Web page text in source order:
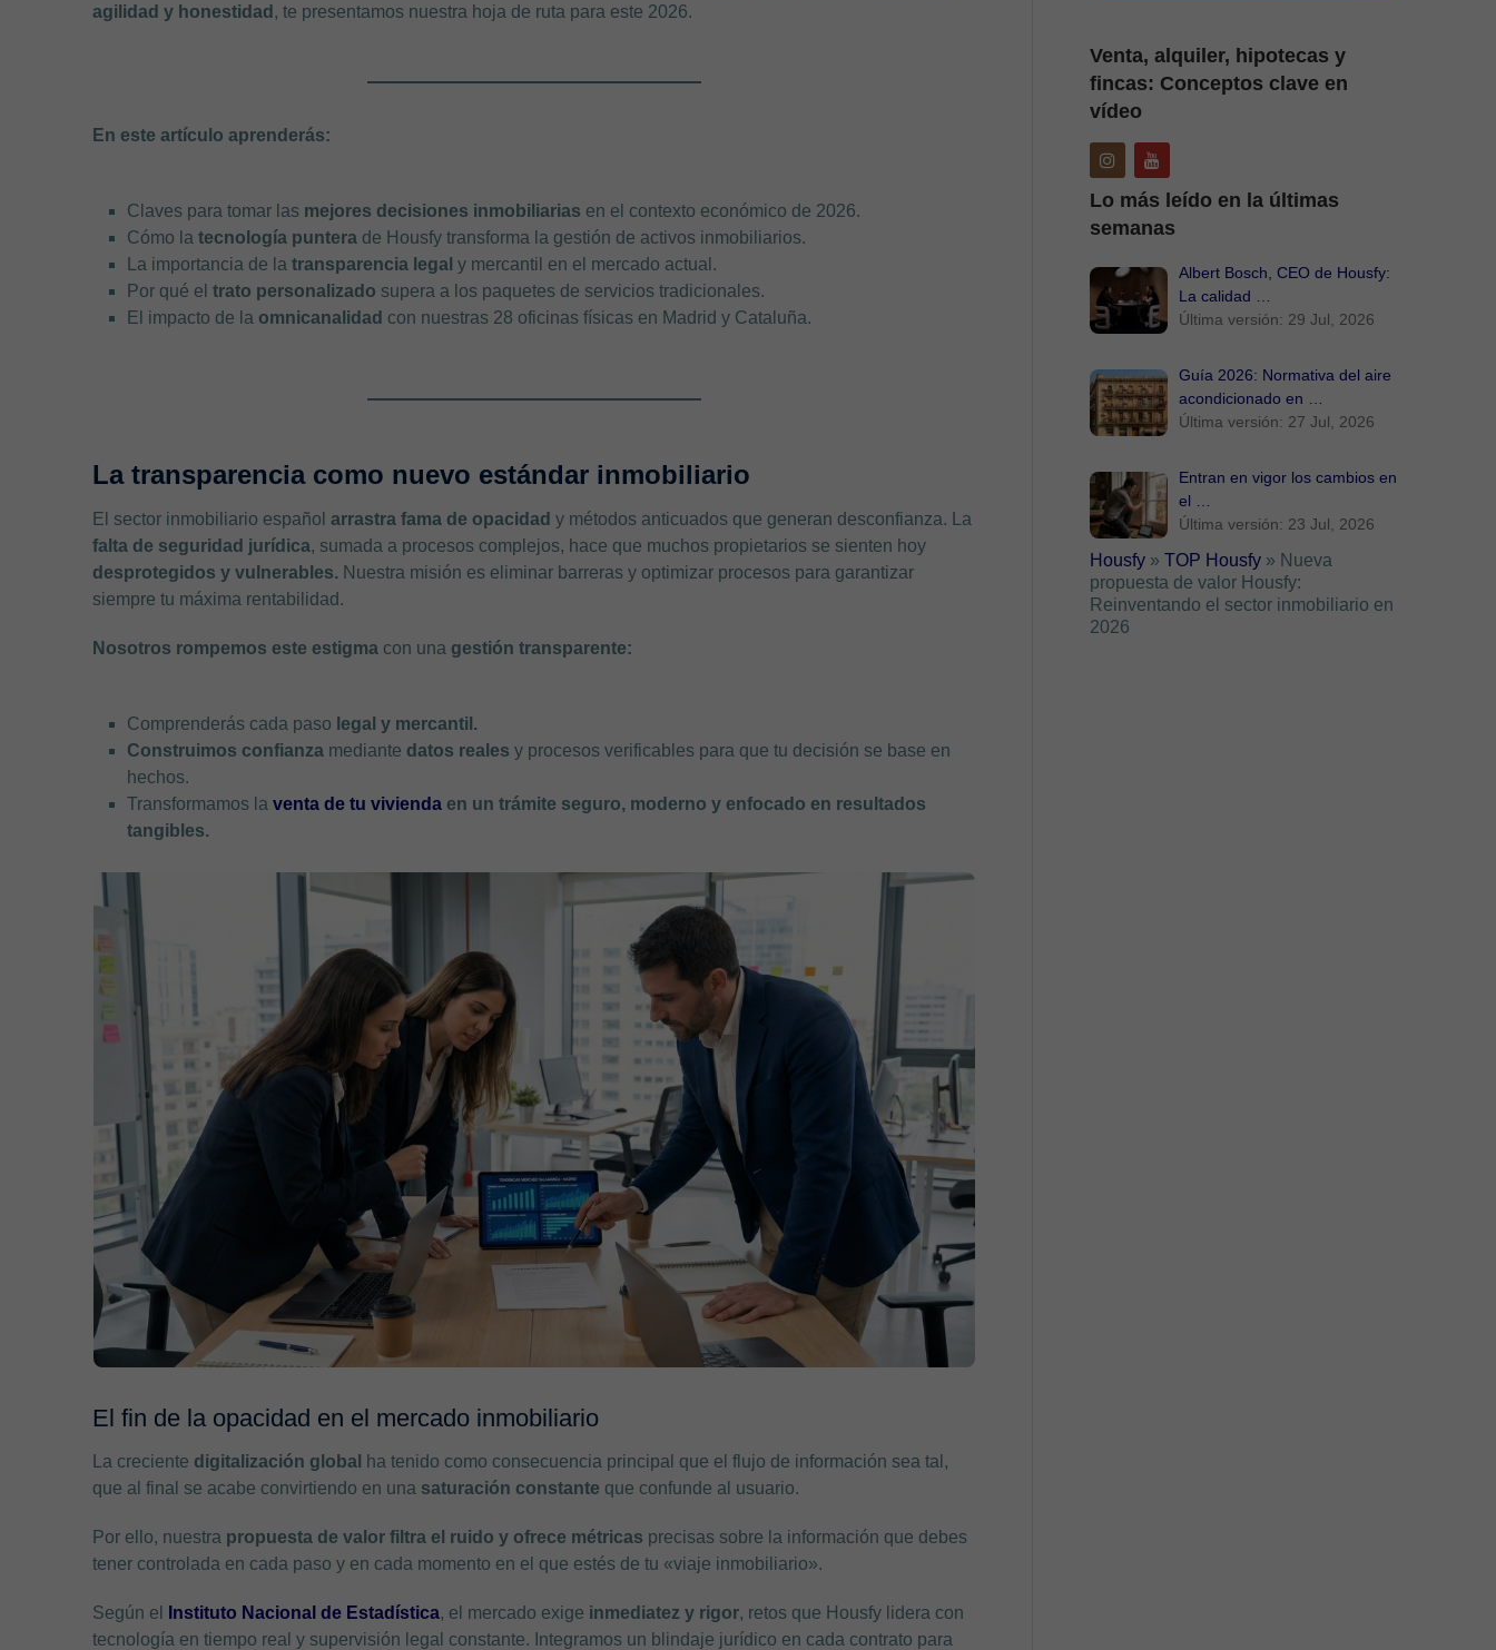
agilidad y honestidad , te presentamos nuestra hoja de ruta para este 2026.
En este artículo aprenderás:
Claves para tomar las mejores decisiones inmobiliarias en el contexto económico de 2026.
Cómo la tecnología punterade Housfy transforma la gestión de activos inmobiliarios.
La importancia de la transparencia legal y mercantil en el mercado actual.
Por qué el trato personalizado supera a los paquetes de servicios tradicionales.
El impacto de la omnicanalidad con nuestras 28 oficinas físicas en Madrid y Cataluña.
La transparencia como nuevo estándar inmobiliario
El sector inmobiliario españolarrastra fama de opacidad y métodos anticuados que generan desconfianza. La
falta de seguridad jurídica, sumada a procesos complejos, hace que muchos propietarios se sienten hoy
desprotegidos y vulnerables. Nuestra misión es eliminar barreras y optimizar procesos para garantizar
siempre tu máxima rentabilidad.
Nosotros rompemos este estigma con una gestión transparente:
Comprenderás cada paso legal y mercantil.
Construimos confianzamediante datos reales y procesos verificables para que tu decisión se base en
hechos.
Transformamos la venta de tu viviendaen un trámite seguro, moderno y enfocado en resultados
tangibles.
El fin de la opacidad en el mercado inmobiliario
La creciente digitalización global
ha tenido como consecuencia principal que el flujo de información sea tal,
que al final se acabe convirtiendo en una saturación constante que confunde al usuario.
Por ello, nuestra propuesta de valor filtra el ruido y ofrece métricas precisas sobre la información que debes
tener controlada en cada paso y en cada momento en el que estés de tu «viaje inmobiliario».
Según el Instituto Nacional de Estadística, el mercado exige inmediatez y rigor, retos que Housfy lidera con
tecnología en tiempo real y supervisión legal constante. Integramos un blindaje jurídico en cada contrato para
Venta, alquiler, hipotecas y
fincas: Conceptos clave en
vídeo
Lo más leído en la últimas
semanas
Albert Bosch, CEO de Housfy:
La calidad …
Última versión: 29 Jul, 2026
Guía 2026: Normativa del aire
acondicionado en …
Última versión: 27 Jul, 2026
Entran en vigor los cambios en
el …
Última versión: 23 Jul, 2026
Housfy »TOP Housfy » Nueva
propuesta de valor Housfy:
Reinventando el sector inmobiliario en
2026